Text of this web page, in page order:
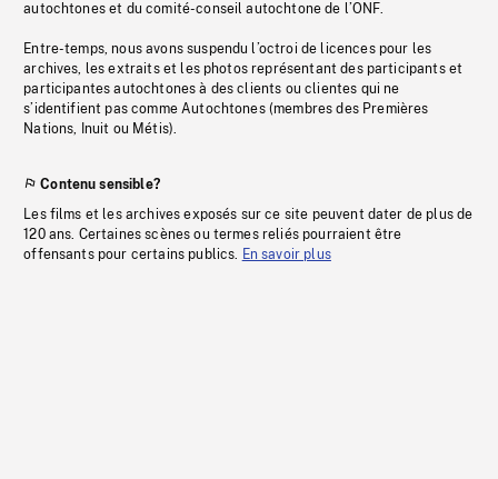
autochtones et du comité-conseil autochtone de l’ONF.
Entre-temps, nous avons suspendu l’octroi de licences pour les
archives, les extraits et les photos représentant des participants et
participantes autochtones à des clients ou clientes qui ne
s’identifient pas comme Autochtones (membres des Premières
Nations, Inuit ou Métis).
Contenu sensible?
Les films et les archives exposés sur ce site peuvent dater de plus de
120 ans. Certaines scènes ou termes reliés pourraient être
offensants pour certains publics. En savoir plus